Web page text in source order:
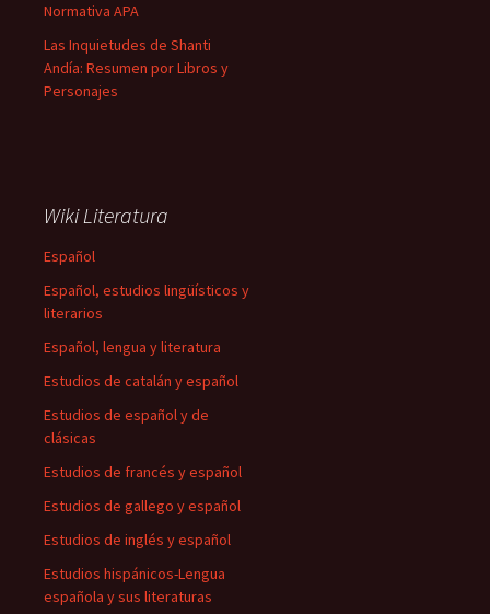
Normativa APA
Las Inquietudes de Shanti
Andía: Resumen por Libros y
Personajes
Wiki Literatura
Español
Español, estudios lingüísticos y
literarios
Español, lengua y literatura
Estudios de catalán y español
Estudios de español y de
clásicas
Estudios de francés y español
Estudios de gallego y español
Estudios de inglés y español
Estudios hispánicos-Lengua
española y sus literaturas